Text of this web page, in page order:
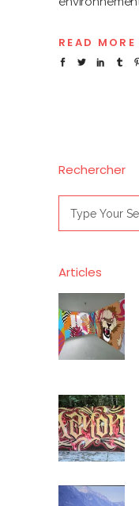
READ MORE
Rechercher
for:
Articles